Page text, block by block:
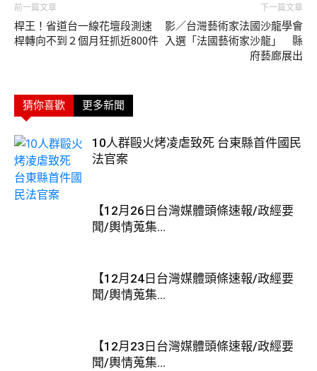
前一篇文章
桿王！省道台一線花壇段測速
桿轉向不到２個月狂抓近800件
下一篇文章
影／台灣藝術家法國沙龍學會
入選「法國藝術家沙龍」 縣
府藝廊展出
猜你喜歡 更多新聞
10人群毆火烤凌虐致死 台東縣首件國民
法官案
【12月26日台灣媒體頭條速報/政經要
聞/輿情蒐集...
【12月24日台灣媒體頭條速報/政經要
聞/輿情蒐集...
【12月23日台灣媒體頭條速報/政經要
聞/輿情蒐集...